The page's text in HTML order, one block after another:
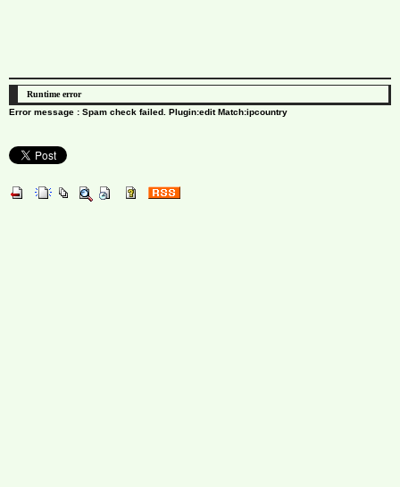
Runtime error
Error message : Spam check failed. Plugin:edit Match:ipcountry